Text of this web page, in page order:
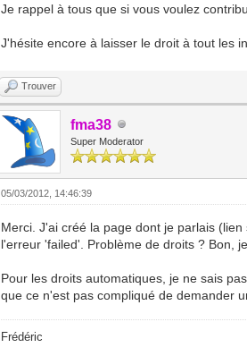
Je rappel à tous que si vous voulez
J'hésite encore à laisser le droit à tout les
Trouver
fma38
Super Moderator
05/03/2012, 14:46:39
Merci. J'ai créé la page dont je parlais
l'erreur 'failed'. Problème de droits ? Bon,
Pour les droits automatiques, je ne sais
que ce n'est pas compliqué de demander
Frédéric